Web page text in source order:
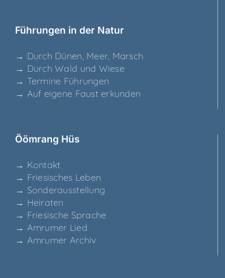
Füh­run­gen in der Natur
→ Durch Dünen, Meer, Marsch
→ Durch Wald und Wiese
→ Ter­mi­ne Führungen
→ Auf eige­ne Faust erkunden
Ööm­rang Hüs
→ Kon­takt
→ Frie­si­sches Leben
→ Son­der­aus­stel­lung
→ Hei­ra­ten
→ Frie­si­sche Sprache
→ Amru­mer Lied
→ Amru­mer Archiv